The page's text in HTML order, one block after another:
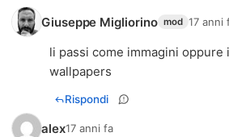
Giuseppe Migliorino mod 17 anni
li passi come immagini oppure
wallpapers
Rispondi
alex17 anni fa